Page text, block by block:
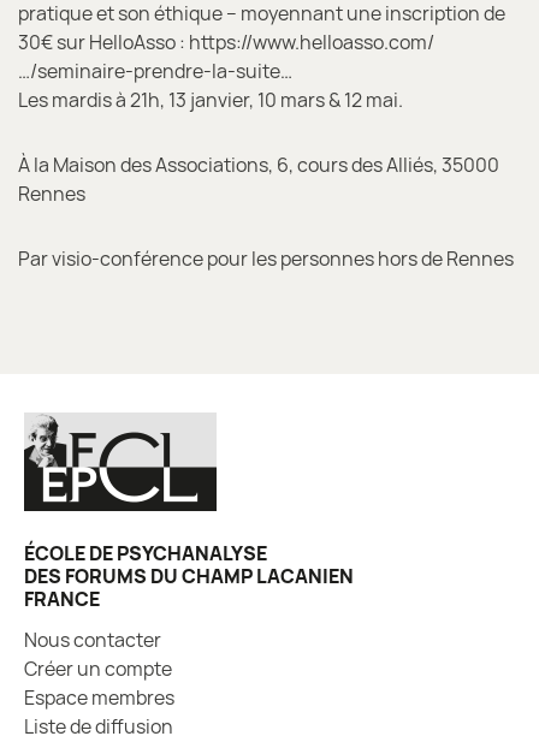
pratique et son éthique – moyennant une inscription de
30€ sur HelloAsso : https://www.helloasso.com/
…/seminaire-prendre-la-suite…
Les mardis à 21h, 13 janvier, 10 mars & 12 mai.
À la Maison des Associations, 6, cours des Alliés, 35000
Rennes
Par visio-conférence pour les personnes hors de Rennes
ÉCOLE DE PSYCHANALYSE
DES FORUMS DU CHAMP LACANIEN
FRANCE
Nous contacter
Créer un compte
Espace membres
Liste de diffusion